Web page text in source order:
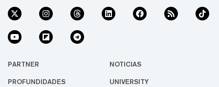
PARTNER NOTICIAS
PROFUNDIDADES UNIVERSITY